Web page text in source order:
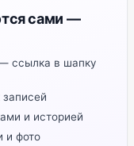
сами —
ссылка в шапку
и историей
и фото